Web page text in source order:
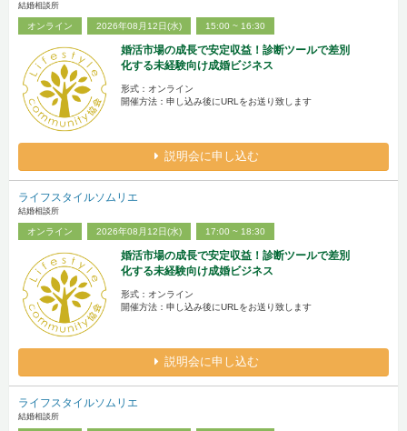
結婚相談所
オンライン 2026年08月12日(水) 15:00 ~ 16:30
婚活市場の成長で安定収益！診断ツールで差別
化する未経験向け成婚ビジネス
形式：オンライン
開催方法：申し込み後にURLをお送り致します
説明会に申し込む
ライフスタイルソムリエ
結婚相談所
オンライン 2026年08月12日(水) 17:00 ~ 18:30
婚活市場の成長で安定収益！診断ツールで差別
化する未経験向け成婚ビジネス
形式：オンライン
開催方法：申し込み後にURLをお送り致します
説明会に申し込む
ライフスタイルソムリエ
結婚相談所